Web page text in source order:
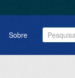
Sobre